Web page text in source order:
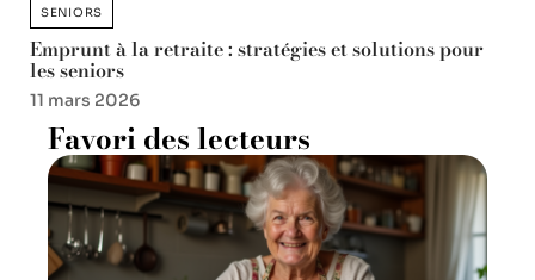
SENIORS
Emprunt à la retraite : stratégies et solutions pour
les seniors
11 mars 2026
Favori des lecteurs